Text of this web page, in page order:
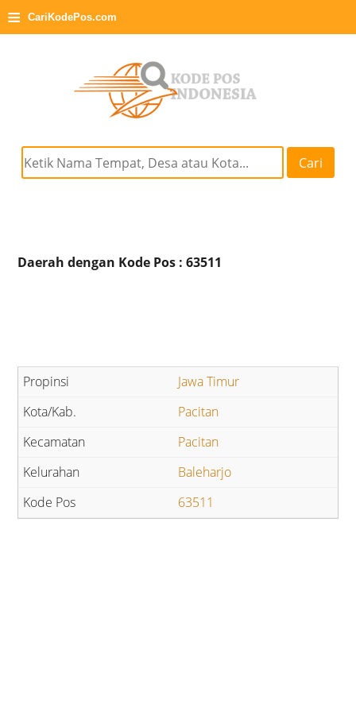
≡ CariKodePos.com
Cari
Daerah dengan Kode Pos : 63511
Jawa Timur
Pacitan
Pacitan
Baleharjo
63511